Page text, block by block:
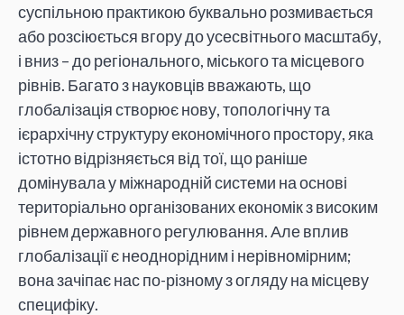
суспільною практикою буквально розмивається
або розсіюється вгору до усесвітнього масштабу,
і вниз – до регіонального, міського та місцевого
рівнів. Багато з науковців вважають, що
глобалізація створює нову, топологічну та
ієрархічну структуру економічного простору, яка
істотно відрізняється від тої, що раніше
домінувала у міжнародній системи на основі
територіально організованих економік з високим
рівнем державного регулювання. Але вплив
глобалізації є неоднорідним і нерівномірним;
вона зачіпає нас по-різному з огляду на місцеву
специфіку.